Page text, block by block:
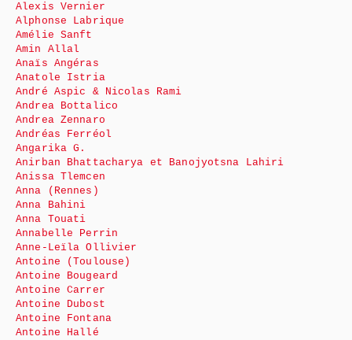
Alexis Vernier
Alphonse Labrique
Amélie Sanft
Amin Allal
Anaïs Angéras
Anatole Istria
André Aspic & Nicolas Rami
Andrea Bottalico
Andrea Zennaro
Andréas Ferréol
Angarika G.
Anirban Bhattacharya et Banojyotsna Lahiri
Anissa Tlemcen
Anna (Rennes)
Anna Bahini
Anna Touati
Annabelle Perrin
Anne-Leïla Ollivier
Antoine (Toulouse)
Antoine Bougeard
Antoine Carrer
Antoine Dubost
Antoine Fontana
Antoine Hallé